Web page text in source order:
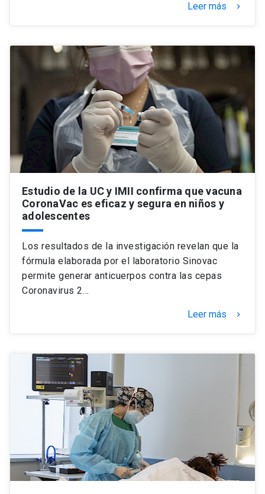
Leer más keyboard_arrow_right
Estudio de la UC y IMII confirma que vacuna
CoronaVac es eficaz y segura en niños y
adolescentes
Los resultados de la investigación revelan que la
fórmula elaborada por el laboratorio Sinovac
permite generar anticuerpos contra las cepas
Coronavirus 2…
Leer más keyboard_arrow_right